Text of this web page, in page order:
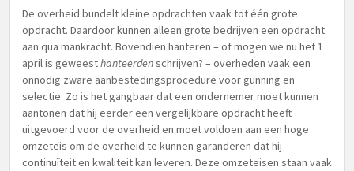
De overheid bundelt kleine opdrachten vaak tot één grote
opdracht. Daardoor kunnen alleen grote bedrijven een opdracht
aan qua mankracht. Bovendien hanteren – of mogen we nu het 1
april is geweesthanteerdenschrijven? – overheden vaak een
onnodig zware aanbestedingsprocedure voor gunning en
selectie. Zo is het gangbaar dat een ondernemer moet kunnen
aantonen dat hij eerder een vergelijkbare opdracht heeft
uitgevoerd voor de overheid en moet voldoen aan een hoge
omzeteis om de overheid te kunnen garanderen dat hij
continuïteit en kwaliteit kan leveren. Deze omzeteisen staan vaak